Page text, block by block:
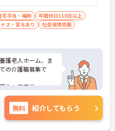
宅手当・補助
年間休日110日以上
ス・賞与あり
社会保険完備
護老人ホーム、ま
の介護職募集で
生も充実◎
、自分らしく安心
きませんか。
ントなど、詳細を
相談ください。
無料 紹介してもらう